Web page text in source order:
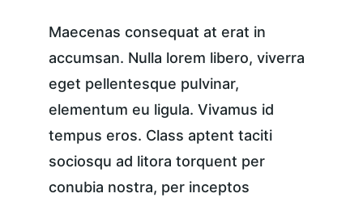
Maecenas consequat at erat in
accumsan. Nulla lorem libero, viverra
eget pellentesque pulvinar,
elementum eu ligula. Vivamus id
tempus eros. Class aptent taciti
sociosqu ad litora torquent per
conubia nostra, per inceptos